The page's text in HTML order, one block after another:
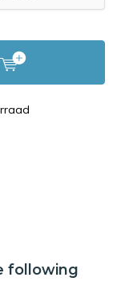
following